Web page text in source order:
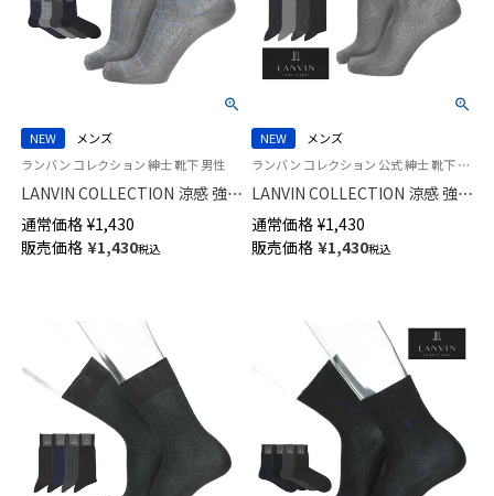
NEW
メンズ
ランバン コレクション 紳士 靴下 男性
LANVIN COLLECTION 涼感 強撚
糸 足底メッシュ 抗菌防臭 チェ
ック ミドル丈 ビジネス ソック
ス メンズ 02402041
通常価格 ¥1,430
販売価格 ¥1,430税込
NEW
メンズ
ランバン コレクション 公式 紳士 靴下 男性
LANVIN COLLECTION 涼感 強撚
糸 総メッシュ 抗菌防臭 クルー
丈 ビジネス ソックス メンズ
02402040
通常価格 ¥1,430
販売価格 ¥1,430税込